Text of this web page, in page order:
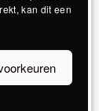
kan dit een